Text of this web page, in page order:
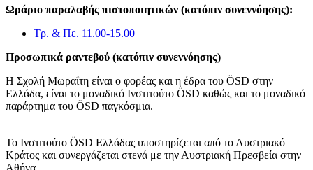
Ωράριο παραλαβής πιστοποιητικών (κατόπιν συνεννόησης):
Τρ. & Πε. 11.00-15.00
Προσωπικά ραντεβού (κατόπιν συνεννόησης)
Η Σχολή Μωραΐτη είναι ο φορέας και η έδρα του ÖSD στην
Ελλάδα, είναι το μοναδικό Ινστιτούτο ÖSD καθώς και το μοναδικό
παράρτημα του ÖSD παγκόσμια.
Το Ινστιτούτο ÖSD Ελλάδας υποστηρίζεται από το Αυστριακό
Κράτος και συνεργάζεται στενά με την Αυστριακή Πρεσβεία στην
Αθήνα.